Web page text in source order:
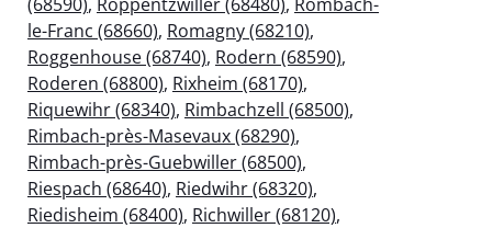
le-Franc (68660), Romagny (68210),
Roggenhouse (68740), Rodern (68590),
Roderen (68800), Rixheim (68170),
Riquewihr (68340), Rimbachzell (68500),
Rimbach-près-Masevaux (68290),
Rimbach-près-Guebwiller (68500),
Riespach (68640), Riedwihr (68320),
Riedisheim (68400), Richwiller (68120),